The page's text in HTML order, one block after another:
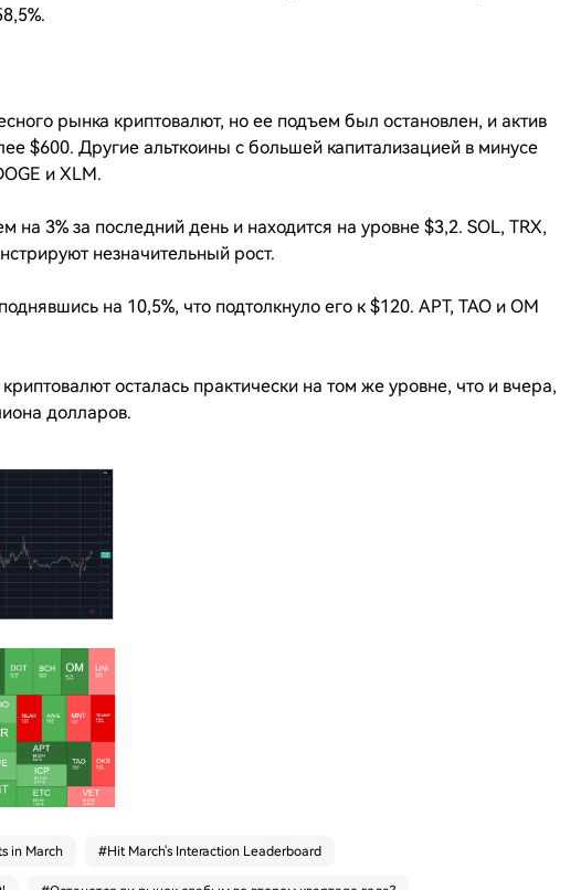
рынка криптовалют, но ее подъем был остановлен, и актив
$600. Другие альткоины с большей капитализацией в минусе
и XLM.
на 3% за последний день и находится на уровне $3,2. SOL, TRX,
незначительный рост.
на 10,5%, что подтолкнуло его к $120. APT, TAO и OM
осталась практически на том же уровне, что и вчера,
долларов.
in March #Hit March's Interaction Leaderboard